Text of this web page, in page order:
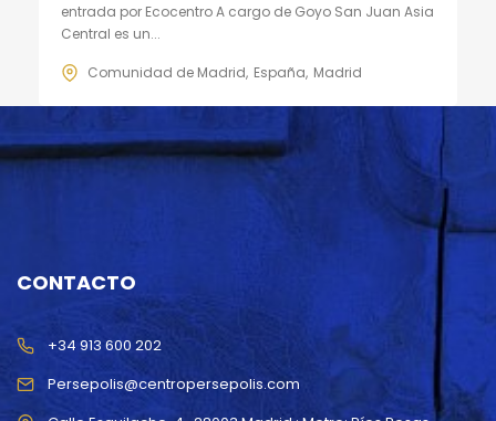
entrada por Ecocentro A cargo de Goyo San Juan Asia
Central es un...
Comunidad de Madrid España Madrid
CONTACTO
Persepolis@centropersepolis.com
+34 913 600 202